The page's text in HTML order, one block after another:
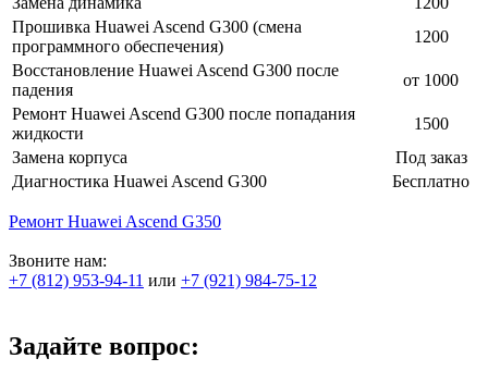
Прошивка Huawei Ascend G300 (смена
программного обеспечения)
1200
Восстановление Huawei Ascend G300 после
падения
от 1000
Ремонт Huawei Ascend G300 после попадания
жидкости
1500
Замена корпуса
Под заказ
Диагностика Huawei Ascend G300
Бесплатно
Ремонт Huawei Ascend G350
Звоните нам:
+7 (812) 953-94-11 или +7 (921) 984-75-12
Задайте вопрос: